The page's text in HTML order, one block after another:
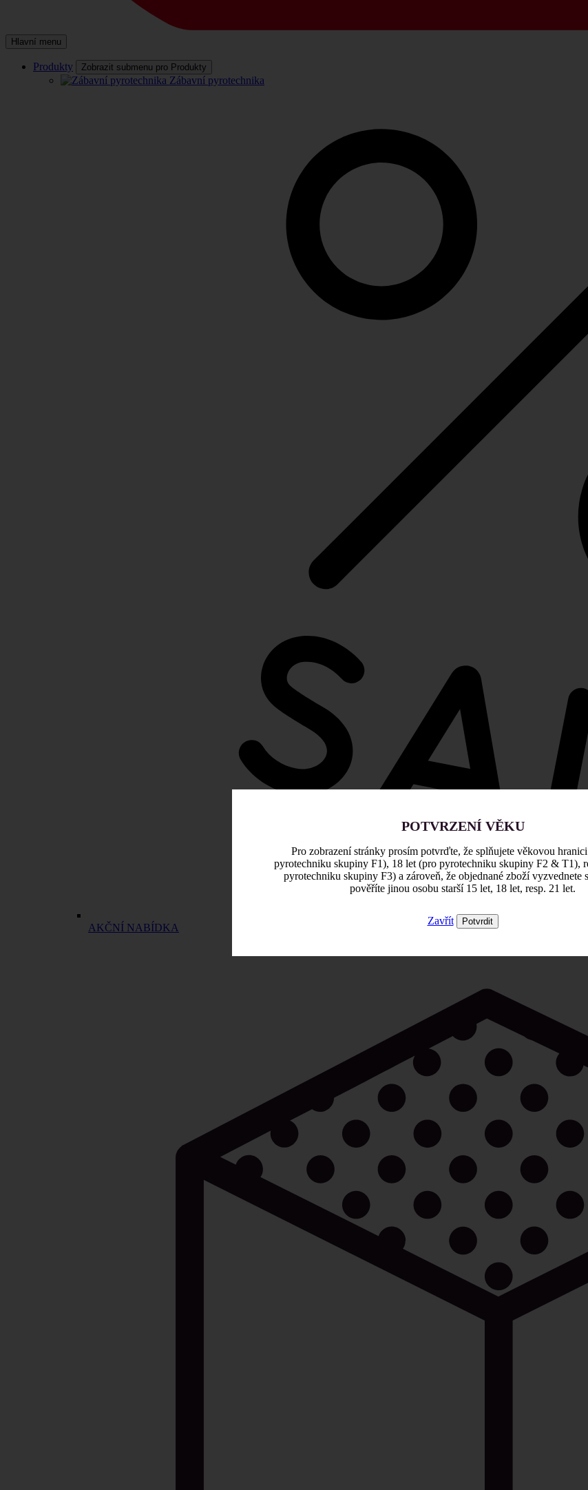
Hlavní menu
Produkty Zobrazit submenu pro Produkty
Zábavní pyrotechnika
AKČNÍ NABÍDKA
POTVRZENÍ VĚKU
Pro zobrazení stránky prosím potvrďte, že splňujete věkovou
pyrotechniku skupiny F1), 18 let (pro pyrotechniku skupiny F2 & T1),
pyrotechniku skupiny F3) a zároveň, že objednané zboží vyzvednete
pověříte jinou osobu starší 15 let, 18 let, resp. 21 let.
Zavřít Potvrdit